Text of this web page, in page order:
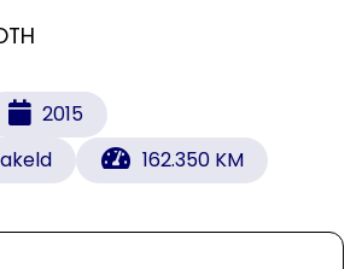
2015
162.350 KM